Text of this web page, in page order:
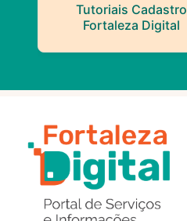
Tutoriais Cadastro
Fortaleza Digital